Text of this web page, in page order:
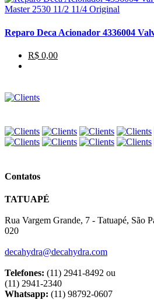
Reparo Deca Acionador 4336004
R$ 0,00
Contatos
TATUAPÉ
Rua Vargem Grande, 7 - Tatuapé, São
020
decahydra@decahydra.com
Telefones: (11) 2941-8492 ou
(11) 2941-2340
Whatsapp: (11) 98792-0607